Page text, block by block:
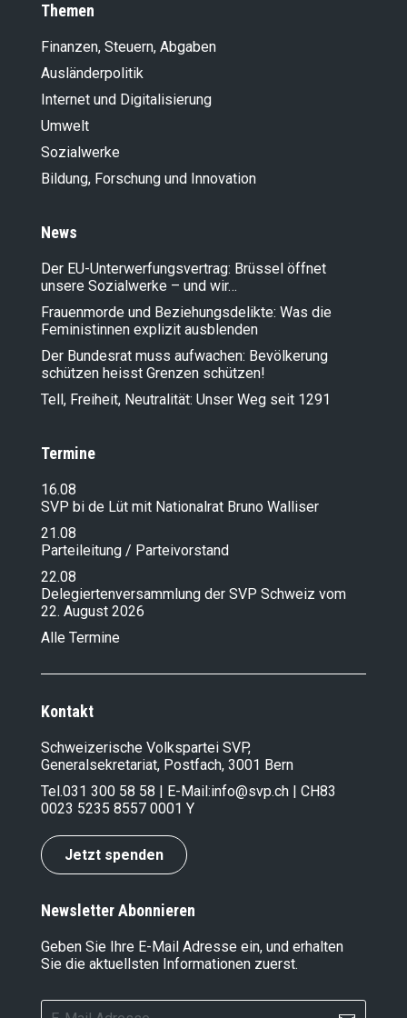
Themen
Finanzen, Steuern, Abgaben
Ausländer­politik
Internet und Digitalisierung
Umwelt
Sozialwerke
Bildung, Forschung und Innovation
News
Der EU-Unterwerfungsvertrag: Brüssel öffnet
unsere Sozialwerke – und wir…
Frauenmorde und Beziehungsdelikte: Was die
Feministinnen explizit ausblenden
Der Bundesrat muss aufwachen: Bevölkerung
schützen heisst Grenzen schützen!
Tell, Freiheit, Neutralität: Unser Weg seit 1291
Termine
16.08
SVP bi de Lüt mit Nationalrat Bruno Walliser
21.08
Parteileitung / Parteivorstand
22.08
Delegiertenversammlung der SVP Schweiz vom
22. August 2026
Alle Termine
Kontakt
Schweizerische Volkspartei SVP,
Generalsekretariat, Postfach, 3001 Bern
Tel.031 300 58 58 | E-Mail:info@svp.ch | CH83
0023 5235 8557 0001 Y
Jetzt spenden
Newsletter Abonnieren
Geben Sie Ihre E-Mail Adresse ein, und erhalten
Sie die aktuellsten Informationen zuerst.